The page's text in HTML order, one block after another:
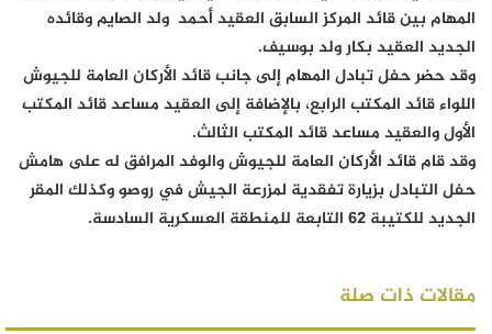
المهام بين قائد المركز السابق العقيد أحمد ولد الصايم وقائده
الجديد العقيد بكار ولد بوسيف.
وقد حضر حفل تبادل المهام إلى جانب قائد الأركان العامة للجيوش
اللواء قائد المكتب الرابع، بالإضافة إلى العقيد مساعد قائد المكتب
الأول والعقيد مساعد قائد المكتب الثالث.
وقد قام قائد الأركان العامة للجيوش والوفد المرافق له على هامش
حفل التبادل بزيارة تفقدية لمزرعة الجيش في روصو وكذلك المقر
الجديد للكتيبة 62 التابعة للمنطقة العسكرية السادسة.
مقالات ذات صلة